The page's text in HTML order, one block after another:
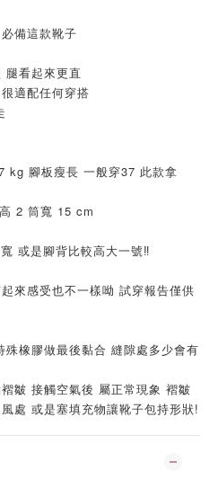
備這款靴子
腿看起來更直
適配任何穿搭
腳板瘦長 一般穿37 此款拿
2 筒寬 15 cm
或是腳背比較高大一號‼️
來感受也不一樣呦 試穿報告僅供
橡膠做最後黏合 縫隙處多少會有
皺 接觸空氣後 屬正常現象 褶皺
處 或是塞填充物讓靴子包持形狀!